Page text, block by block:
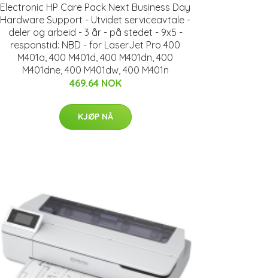
Electronic HP Care Pack Next Business Day
Hardware Support - Utvidet serviceavtale -
deler og arbeid - 3 år - på stedet - 9x5 -
responstid: NBD - for LaserJet Pro 400
M401a, 400 M401d, 400 M401dn, 400
M401dne, 400 M401dw, 400 M401n
469.64 NOK
KJØP NÅ